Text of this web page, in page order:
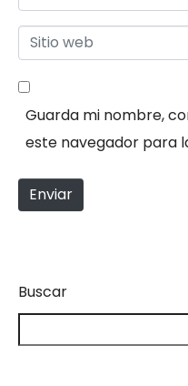
*
b
e
o
e
l
e
r
ó
n
i
t
o
w
Guarda mi nombre,
este navegador para
Enviar
Buscar